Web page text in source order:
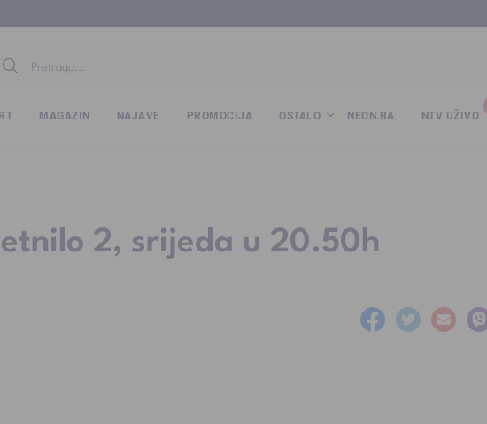
MAGAZIN NAJAVE PROMOCIJA OSTALO NEON.BA NTV UŽIVO
2, srijeda u 20.50h